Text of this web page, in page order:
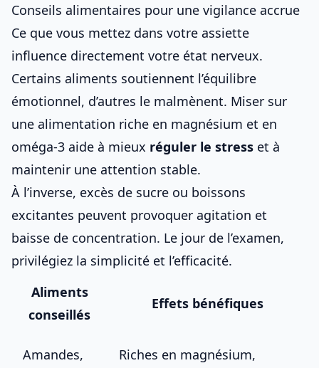
Conseils alimentaires pour une vigilance accrue
Ce que vous mettez dans votre assiette
influence directement votre état nerveux.
Certains aliments soutiennent l’équilibre
émotionnel, d’autres le malmènent. Miser sur
une alimentation riche en magnésium et en
oméga-3 aide à mieux réguler le stress et à
maintenir une attention stable.
À l’inverse, excès de sucre ou boissons
excitantes peuvent provoquer agitation et
baisse de concentration. Le jour de l’examen,
privilégiez la simplicité et l’efficacité.
Aliments
conseillés
Effets bénéfiques
Amandes,
Riches en magnésium,